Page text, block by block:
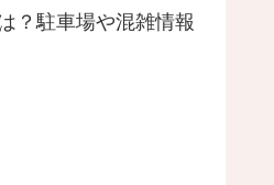
？駐車場や混雑情報